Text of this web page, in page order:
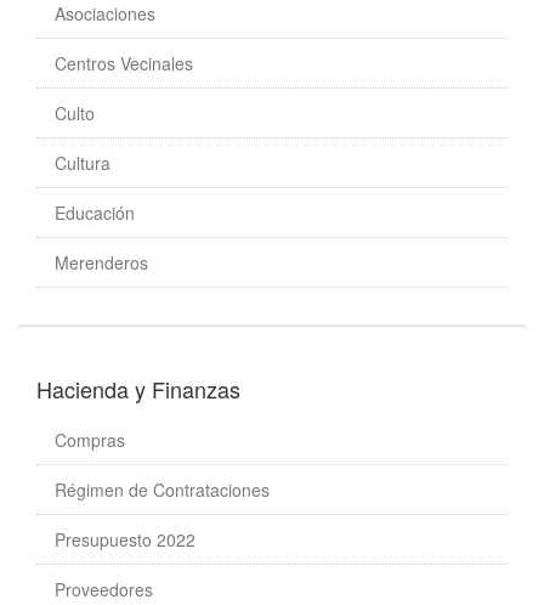
Asociaciones
Centros Vecinales
Culto
Cultura
Educación
Merenderos
Hacienda y Finanzas
Compras
Régimen de Contrataciones
Presupuesto 2022
Proveedores